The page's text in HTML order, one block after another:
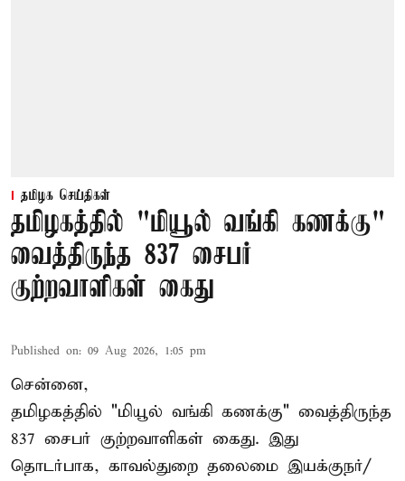
தமிழக செய்திகள்
தமிழகத்தில் "மியூல் வங்கி கணக்கு"
வைத்திருந்த 837 சைபர்
குற்றவாளிகள் கைது
Published on: 09 Aug 2026, 1:05 pm
சென்னை,
தமிழகத்தில் "மியூல் வங்கி கணக்கு" வைத்திருந்த
837 சைபர் குற்றவாளிகள் கைது. இது
தொடர்பாக, காவல்துறை தலைமை இயக்குநர்/